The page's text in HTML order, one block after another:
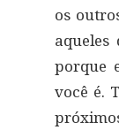
os
porque
você é.